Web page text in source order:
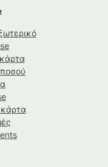
κάρτα